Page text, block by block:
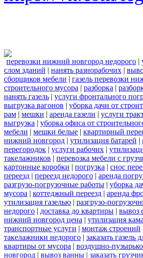
перевозки нижний новгород недорого |
слом зданий | нанять разнорабочих |
сборщиков мебели | газель перевозки
строительного мусора | разборка |
нанять газель | услуги фронтального
выгрузка вагонов | уборка дачи от
рам | мешки | аренда газели | услуги
выгрузка | уборка офиса от
мебели | мешки белые | квартирный
нижний новгород | утилизация батарей |
перегородок | услуги рабочих |
такелажников | перевозка мебели с
картонные коробки | погрузка | снос
переезд | переезд недорого | аренда
разгрузо-погрузочные работы | уборка
мусора | коттеджный переезд | аренда
утилизация газелью | разгрузо-
недорого | доставка до квартиры | вывоз
нижний новгород цена | утилизация
транспортные услуги | монтаж строений
такелажники недорого | заказать
квартиры от мусора | воздушно-
новгород | вывоз ванны | заказать